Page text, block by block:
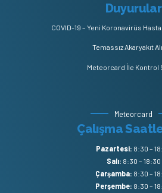
Duyurular
COVID-19 – Yeni Koronavirüs
Temassız Akaryakıt
Meteorcard İle Kontrol
Meteorcard
Çalışma
Pazartesi: 8:30 –
Salı: 8:30 – 18:30
Çarşamba: 8:30 –
Perşembe: 8:30 –